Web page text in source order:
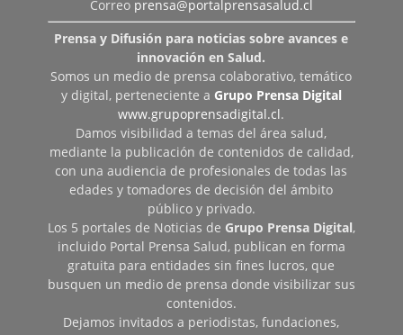
Correo prensa@portalprensasalud.cl
Prensa y Difusión para noticias sobre avances e
innovación en Salud.
Somos un medio de prensa colaborativo, temático
y digital, perteneciente a Grupo Prensa Digital
www.grupoprensadigital.cl.
Damos visibilidad a temas del área salud,
mediante la publicación de contenidos de calidad,
con una audiencia de profesionales de todas las
edades y tomadores de decisión del ámbito
público y privado.
Los 5 portales de Noticias de Grupo Prensa Digital,
incluido Portal Prensa Salud, publican en forma
gratuita para entidades sin fines lucros, que
busquen un medio de prensa donde visibilizar sus
contenidos.
Dejamos invitados a periodistas, fundaciones,